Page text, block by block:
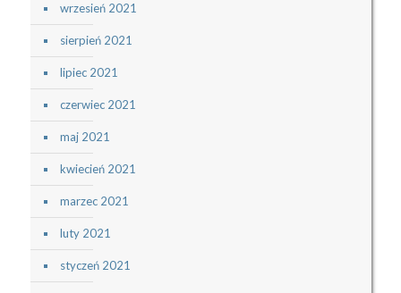
wrzesień 2021
sierpień 2021
lipiec 2021
czerwiec 2021
maj 2021
kwiecień 2021
marzec 2021
luty 2021
styczeń 2021